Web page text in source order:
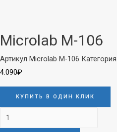
Microlab M-106
Артикул Microlab M-106 Категория
4.090₽
КУПИТЬ В ОДИН КЛИК
Количество
товара